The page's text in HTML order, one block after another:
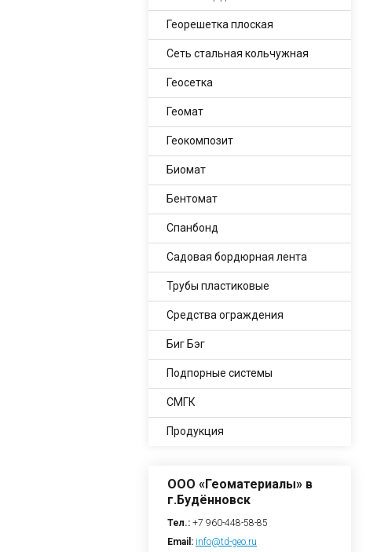
Георешетка плоская
Сеть стальная кольчужная
Геосетка
Геомат
Геокомпозит
Биомат
Бентомат
Спанбонд
Садовая бордюрная лента
Трубы пластиковые
Средства ограждения
Биг Бэг
Подпорные системы
СМГК
Продукция
ООО «Геоматериалы» в
г.Будённовск
Тел.: +7 960-448-58-85
Email: info@td-geo.ru